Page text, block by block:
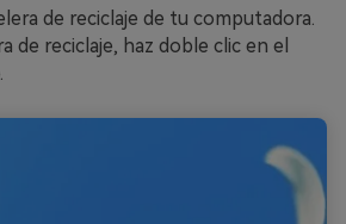
de reciclaje de tu computadora.
de reciclaje, haz doble clic en el